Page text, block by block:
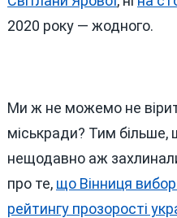
2020 року — жодного.
Ми ж не можемо не
міськради? Тим більше,
нещодавно аж
про те, що Вінниця
рейтингу прозорості